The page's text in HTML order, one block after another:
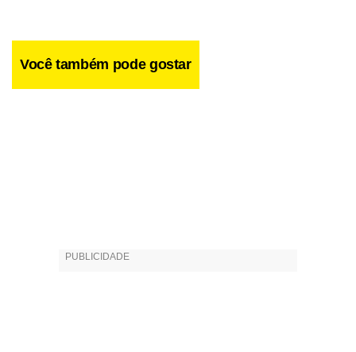
história se fazem na cabeça das pessoas. Nós só
Você também pode gostar